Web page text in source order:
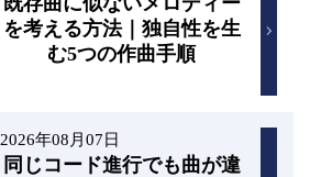
を考える方法｜独自性を生
む5つの作曲手順
2026年08月07日
同じコード進行でも曲が違